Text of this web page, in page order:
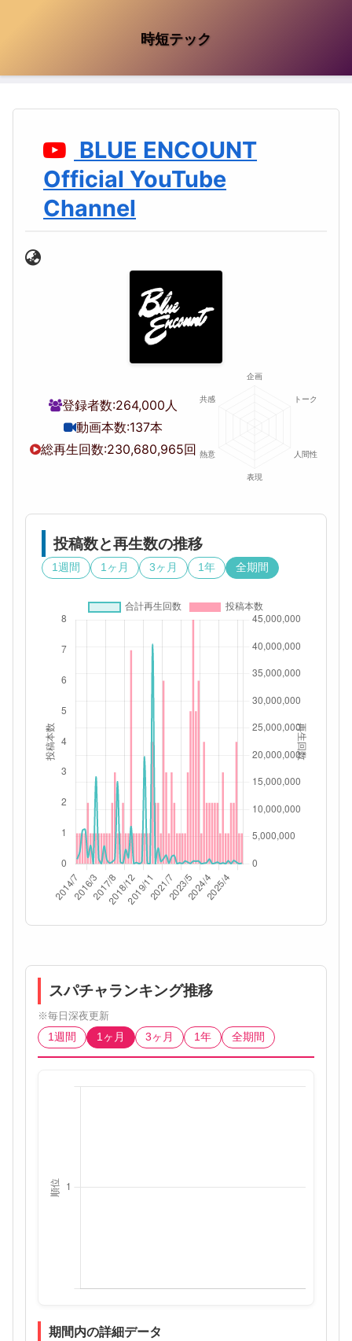
時短テック
BLUE ENCOUNT
Official YouTube
Channel
登録者数:264,000人
動画本数:137本
総再生回数:230,680,965回
投稿数と再生数の推移
1週間 1ヶ月 3ヶ月 1年 全期間
スパチャランキング推移
※毎日深夜更新
1週間
1ヶ月 3ヶ月 1年 全期間
期間内の詳細データ